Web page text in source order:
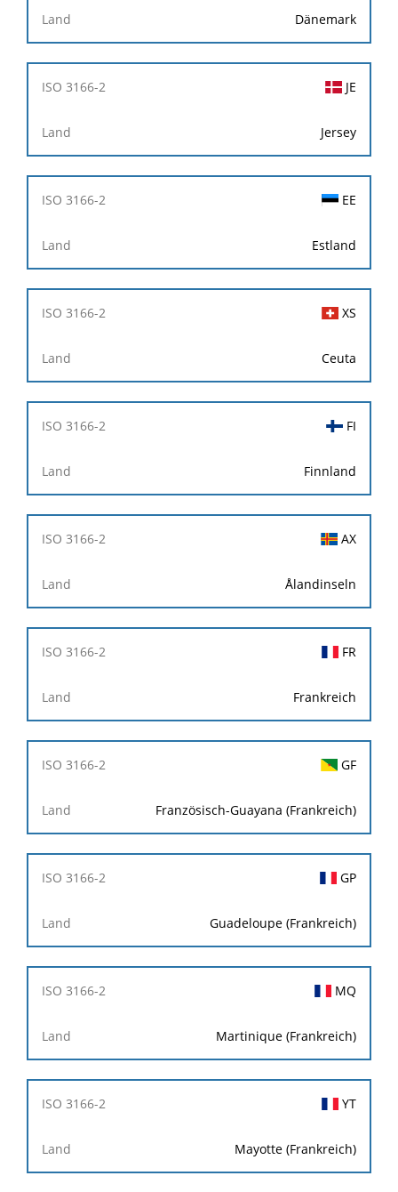
Dänemark
JE
Jersey
EE
Estland
XS
Ceuta
FI
Finnland
AX
Ålandinseln
FR
Frankreich
GF
Französisch-Guayana (Frankreich)
GP
Guadeloupe (Frankreich)
MQ
Martinique (Frankreich)
YT
Mayotte (Frankreich)